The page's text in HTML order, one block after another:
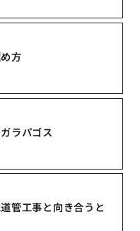
方
ラパゴス
管工事と向き合うと